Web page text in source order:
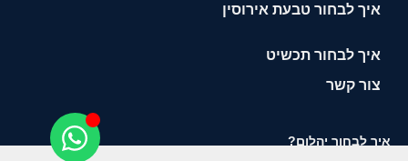
איך לבחור טבעת אירוסין
איך לבחור תכשיט
צור קשר
איך לבחור יהלום?